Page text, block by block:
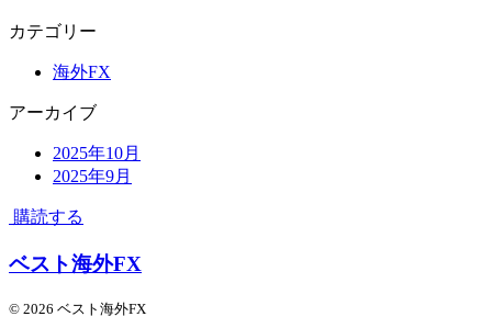
カテゴリー
海外FX
アーカイブ
2025年10月
2025年9月
購読する
ベスト海外FX
© 2026 ベスト海外FX